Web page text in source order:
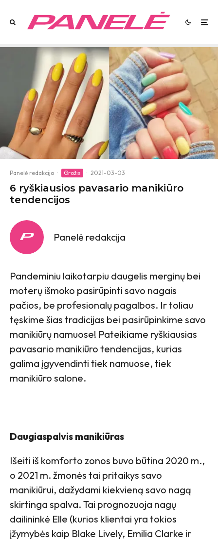
Panelė redakcija · Grožis · 2021-03-03
6 ryškiausios pavasario manikiūro
tendencijos
Panelė redakcija
Pandeminiu laikotarpiu daugelis merginų bei
moterų išmoko pasirūpinti savo nagais
pačios, be profesionalų pagalbos. Ir toliau
tęskime šias tradicijas bei pasirūpinkime savo
manikiūrų namuose! Pateikiame ryškiausias
pavasario manikiūro tendencijas, kurias
galima įgyvendinti tiek namuose, tiek
manikiūro salone.
Daugiaspalvis manikiūras
Išeiti iš komforto zonos buvo būtina 2020 m.,
o 2021 m. žmonės tai pritaikys savo
manikiūrui, dažydami kiekvieną savo nagą
skirtinga spalva. Tai prognozuoja nagų
dailininkė Elle (kurios klientai yra tokios
įžymybės kaip Blake Lively, Emilia Clarke ir